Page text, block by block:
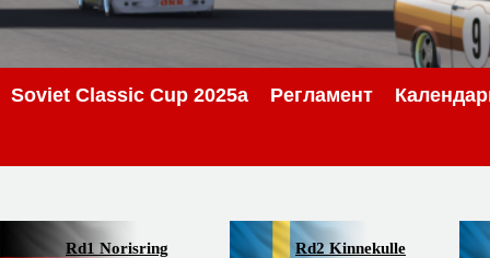
Soviet Classic Cup 2025a Регламент
Rd1 Norisring
Rd2 Kinnekulle